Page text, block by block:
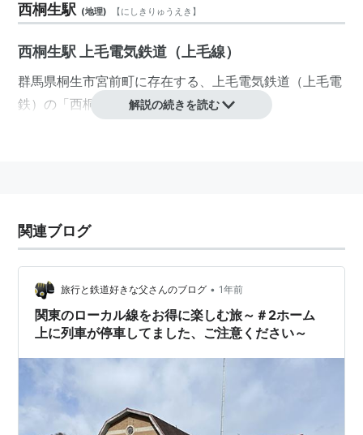
西桐生駅 (地理) 【にしきりゅうえき 】
西桐生駅 上毛電気鉄道（上毛線）
群馬県桐生市宮前町に存在する、上毛電気鉄道 （上毛電
鉄 ）の「西桐生
」駅。
中央前橋駅
丸山下駅
リスト：駅キーワード
リスト：駅つきキーワード
解説の続きを読む
関連ブログ
旅行と鉄道好きな父さんのブログ • 1年前
関東のローカル線をお得に楽しむ旅～＃2ホーム
上に列車が停車してました、ご注意ください～